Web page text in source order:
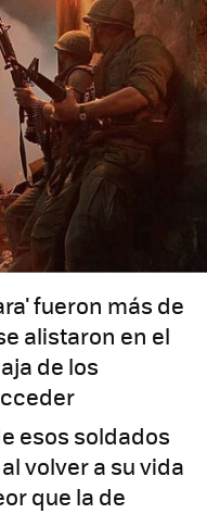
fueron más de
alistaron en el
de los
esos soldados
volver a su vida
que la de